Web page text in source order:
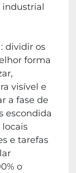
industrial
dividir os
forma
visível e
a fase de
escondida
locais
e tarefas
o